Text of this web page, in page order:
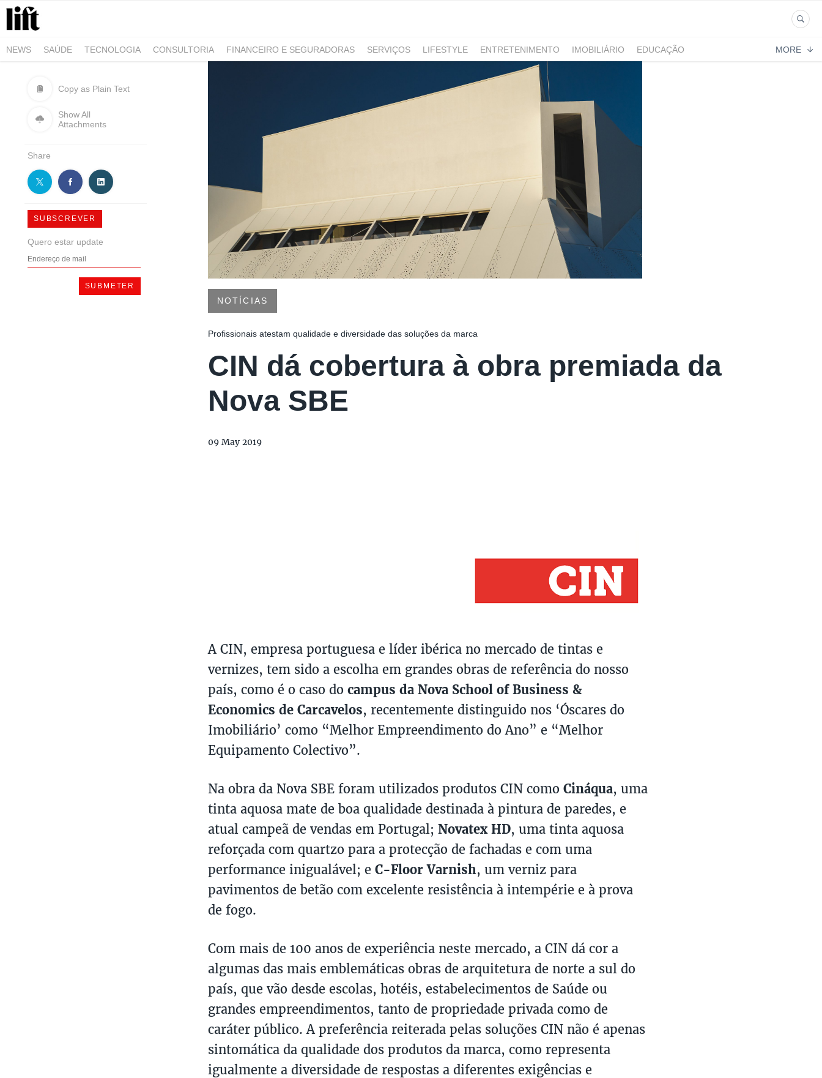
NEWS SAÚDE TECNOLOGIA CONSULTORIA FINANCEIRO E SEGURADORAS SERVIÇOS LIFESTYLE ENTRETENIMENTO IMOBILIÁRIO
EDUCAÇÃO
MORE
Copy as Plain Text
Show All
Attachments
Share
SUBSCREVER
Quero estar update
NOTÍCIAS
Profissionais atestam qualidade e diversidade das soluções da marca
CIN dá cobertura à obra premiada da
Nova SBE
09 May 2019
A CIN, empresa portuguesa e líder ibérica no mercado de tintas e
vernizes, tem sido a escolha em grandes obras de referência do nosso
país, como é o caso do campus da Nova School of Business &
Economics de Carcavelos, recentemente distinguido nos ‘Óscares do
Imobiliário’ como “Melhor Empreendimento do Ano” e “Melhor
Equipamento Colectivo”.
Na obra da Nova SBE foram utilizados produtos CIN como Cináqua, uma
tinta aquosa mate de boa qualidade destinada à pintura de paredes, e
atual campeã de vendas em Portugal; Novatex HD, uma tinta aquosa
reforçada com quartzo para a protecção de fachadas e com uma
performance inigualável; e C-Floor Varnish, um verniz para
pavimentos de betão com excelente resistência à intempérie e à prova
de fogo.
Com mais de 100 anos de experiência neste mercado, a CIN dá cor a
algumas das mais emblemáticas obras de arquitetura de norte a sul do
país, que vão desde escolas, hotéis, estabelecimentos de Saúde ou
grandes empreendimentos, tanto de propriedade privada como de
caráter público. A preferência reiterada pelas soluções CIN não é apenas
sintomática da qualidade dos produtos da marca, como representa
igualmente a diversidade de respostas a diferentes exigências e